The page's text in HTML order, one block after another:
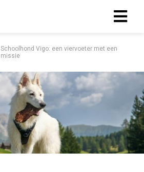
Schoolhond Vigo: een viervoeter met een
missie